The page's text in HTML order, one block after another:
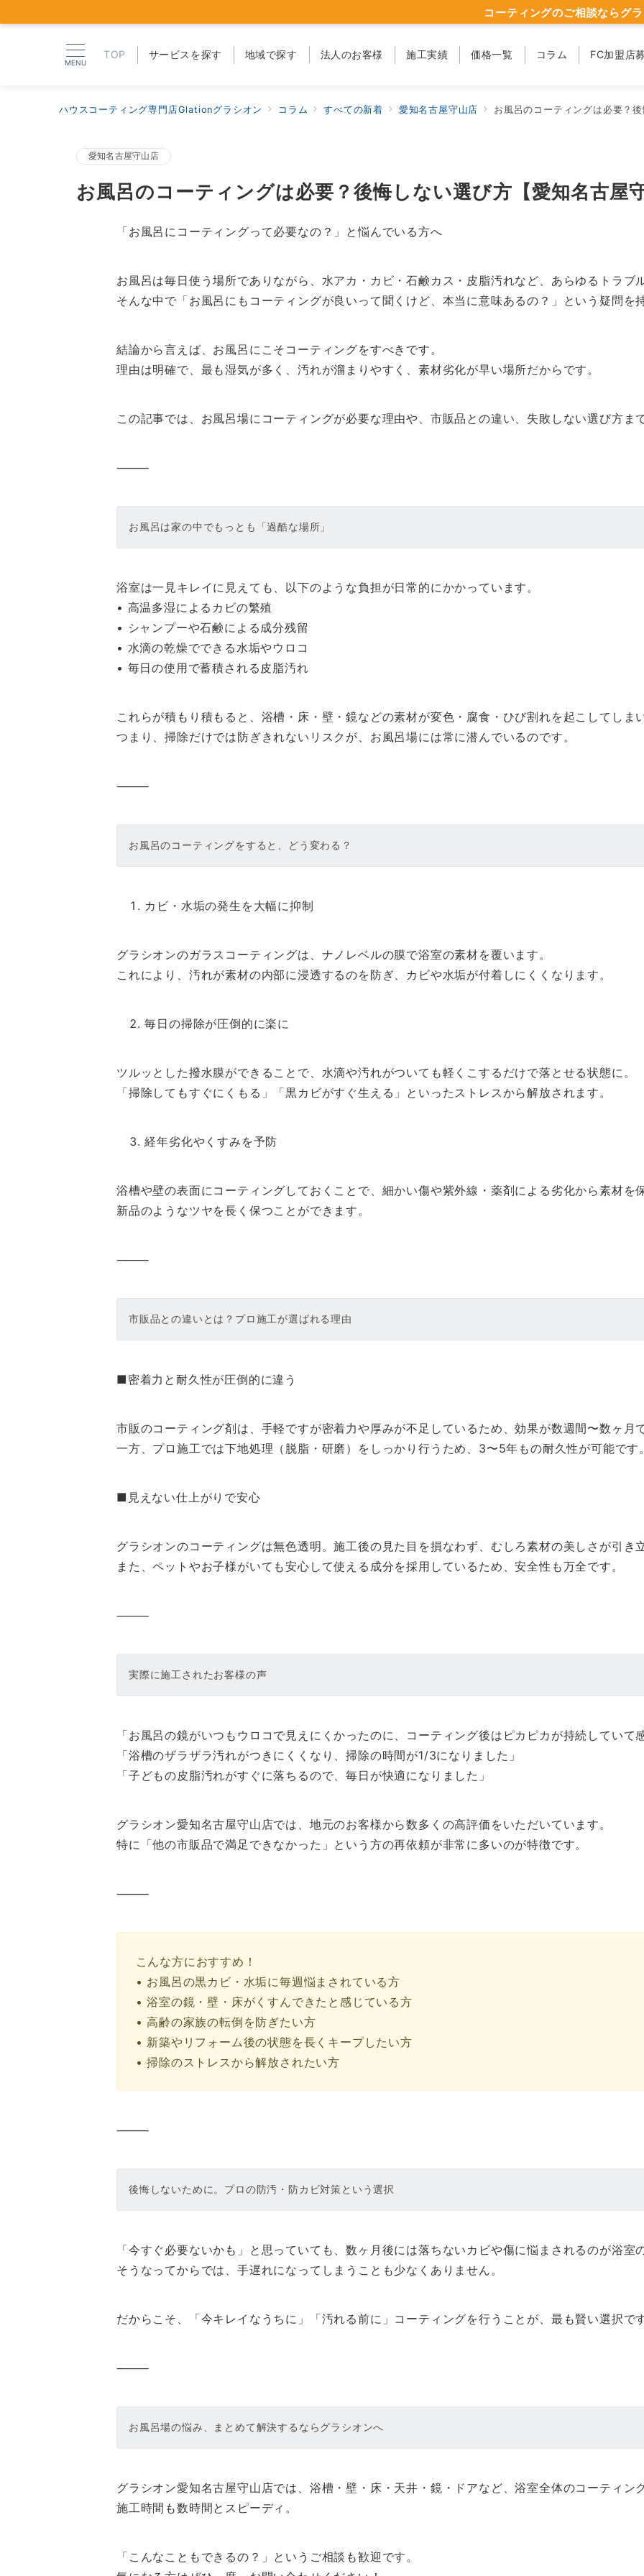
MENU
TOP サービスを探す 地域で探す 法人のお客様 施工実績 価格一覧 コラム FC加盟店
コーティングのご相談ならグ
ハウスコーティング専門店Glationグラシオン コラム すべての新着 愛知名古屋守山店 お風呂のコーティングは必要？
愛知名古屋守山店
お風呂のコーティングは必要？後悔しない選び方【愛知名古屋
「お風呂にコーティングって必要なの？」と悩んでいる方へ
お風呂は毎日使う場所でありながら、水アカ・カビ・石鹸カス・皮脂汚れなど、あらゆるトラブ
そんな中で「お風呂にもコーティングが良いって聞くけど、本当に意味あるの？」という疑問を
結論から言えば、お風呂にこそコーティングをすべきです。
理由は明確で、最も湿気が多く、汚れが溜まりやすく、素材劣化が早い場所だからです。
この記事では、お風呂場にコーティングが必要な理由や、市販品との違い、失敗しない選び方ま
⸻
お風呂は家の中でもっとも「過酷な場所」
浴室は一見キレイに見えても、以下のような負担が日常的にかかっています。
• 高温多湿によるカビの繁殖
• シャンプーや石鹸による成分残留
• 水滴の乾燥でできる水垢やウロコ
• 毎日の使用で蓄積される皮脂汚れ
これらが積もり積もると、浴槽・床・壁・鏡などの素材が変色・腐食・ひび割れを起こしてしま
つまり、掃除だけでは防ぎきれないリスクが、お風呂場には常に潜んでいるのです。
⸻
お風呂のコーティングをすると、どう変わる？
カビ・水垢の発生を大幅に抑制
グラシオンのガラスコーティングは、ナノレベルの膜で浴室の素材を覆います。
これにより、汚れが素材の内部に浸透するのを防ぎ、カビや水垢が付着しにくくなります。
毎日の掃除が圧倒的に楽に
ツルッとした撥水膜ができることで、水滴や汚れがついても軽くこするだけで落とせる状態に。
「掃除してもすぐにくもる」「黒カビがすぐ生える」といったストレスから解放されます。
経年劣化やくすみを予防
浴槽や壁の表面にコーティングしておくことで、細かい傷や紫外線・薬剤による劣化から素材を
新品のようなツヤを長く保つことができます。
⸻
市販品との違いとは？プロ施工が選ばれる理由
■密着力と耐久性が圧倒的に違う
市販のコーティング剤は、手軽ですが密着力や厚みが不足しているため、効果が数週間〜数ヶ月
一方、プロ施工では下地処理（脱脂・研磨）をしっかり行うため、3〜5年もの耐久性が可能です
■見えない仕上がりで安心
グラシオンのコーティングは無色透明。施工後の見た目を損なわず、むしろ素材の美しさが引き
また、ペットやお子様がいても安心して使える成分を採用しているため、安全性も万全です。
⸻
実際に施工されたお客様の声
「お風呂の鏡がいつもウロコで見えにくかったのに、コーティング後はピカピカが持続していて
「浴槽のザラザラ汚れがつきにくくなり、掃除の時間が1/3になりました」
「子どもの皮脂汚れがすぐに落ちるので、毎日が快適になりました」
グラシオン愛知名古屋守山店では、地元のお客様から数多くの高評価をいただいています。
特に「他の市販品で満足できなかった」という方の再依頼が非常に多いのが特徴です。
⸻
こんな方におすすめ！
• お風呂の黒カビ・水垢に毎週悩まされている方
• 浴室の鏡・壁・床がくすんできたと感じている方
• 高齢の家族の転倒を防ぎたい方
• 新築やリフォーム後の状態を長くキープしたい方
• 掃除のストレスから解放されたい方
⸻
後悔しないために。プロの防汚・防カビ対策という選択
「今すぐ必要ないかも」と思っていても、数ヶ月後には落ちないカビや傷に悩まされるのが浴室
そうなってからでは、手遅れになってしまうことも少なくありません。
だからこそ、「今キレイなうちに」「汚れる前に」コーティングを行うことが、最も賢い選択で
⸻
お風呂場の悩み、まとめて解決するならグラシオンへ
グラシオン愛知名古屋守山店では、浴槽・壁・床・天井・鏡・ドアなど、浴室全体のコーティン
施工時間も数時間とスピーディ。
「こんなこともできるの？」というご相談も歓迎です。